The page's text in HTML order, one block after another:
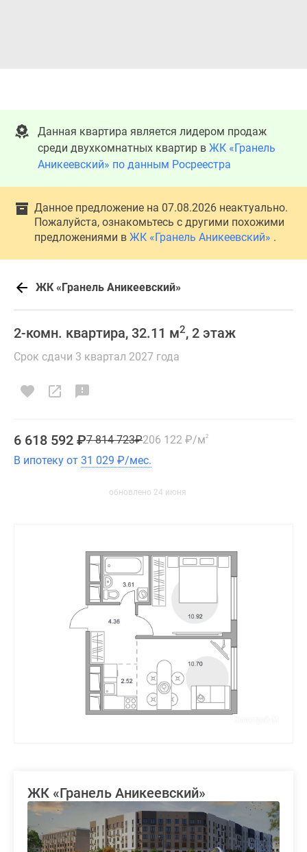
Данная квартира является лидером продаж
среди двухкомнатных квартир в ЖК «Гранель
Аникеевский» по данным Росреестра
Данное предложение на 07.08.2026 неактуально.
Пожалуйста, ознакомьтесь с другими похожими
предложениями в ЖК «Гранель Аникеевский» .
ЖК «Гранель Аникеевский»
2-комн. квартира, 32.11 м2, 2 этаж
Срок сдачи 3 квартал 2027 года
6 618 592 ₽7 814 723₽206 122 ₽/м2
В ипотеку от 31 029 ₽/мес.
обновлено 24 июня
ЖК «Гранель Аникеевский»